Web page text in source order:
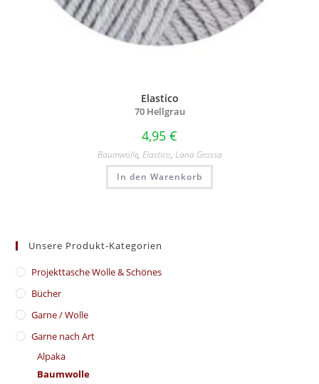
Elastico
70 Hellgrau
4,95 €
Baumwolle, Elastico, Lana Grossa
In den Warenkorb
Unsere Produkt-Kategorien
​Projekttasche Wolle & Schönes
Bücher
Garne / Wolle
Garne nach Art
Alpaka
Baumwolle